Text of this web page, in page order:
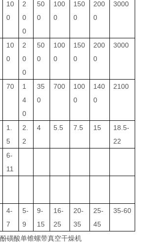
10
0
2
0
0
50
0
100
0
150
0
200
0
3000
10
0
2
0
0
50
0
100
0
150
0
200
0
3000
70
1
4
0
35
0
700
100
0
140
0
2100
1.
5
2.
2
4 5.5 7.5 15
18.5-
22
6-
11
4-
7
5-
9
9-
15
16-
25
20-
35
25-
45
35-60